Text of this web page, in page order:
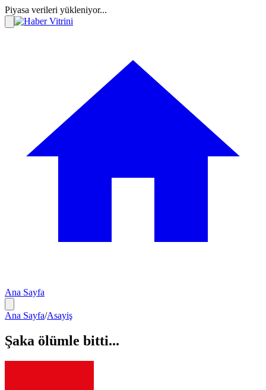
Piyasa verileri yükleniyor...
Ana Sayfa
Ana Sayfa/Asayiş
Şaka ölümle bitti...